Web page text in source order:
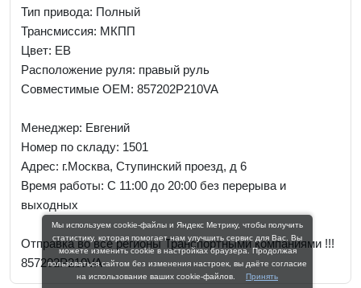
Тип привода: Полный
Трансмиссия: МКПП
Цвет: EB
Расположение руля: правый руль
Совместимые OEM: 857202P210VA
Менеджер: Евгений
Номер по складу: 1501
Адрес: г.Москва, Ступинский проезд, д 6
Время работы: С 11:00 до 20:00 без перерыва и
выходных
Отправка во все регионы Транспортными компаниями !!!
857202P210VA
Мы используем cookie-файлы и Яндекс Метрику, чтобы получить
статистику, которая помогает нам улучшить сервис для Вас. Вы
можете изменить cookie в настройках браузера. Продолжая
пользоваться сайтом без изменения настроек, вы даёте согласие
на использование ваших cookie-файлов.
Принять